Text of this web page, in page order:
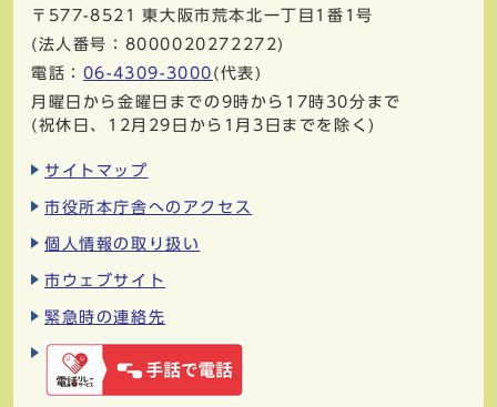
〒577-8521
東大阪市荒本北一丁目1番1号
(法人番号：8000020272272)
電話： 06-4309-3000 (代表)
月曜日から金曜日までの9時から17時30分まで
(祝休日、12月29日から1月3日までを除く)
サイトマップ
市役所本庁舎へのアクセス
個人情報の取り扱い
市ウェブサイト
緊急時の連絡先